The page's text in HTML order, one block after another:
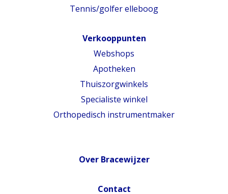
Tennis/golfer elleboog
Verkooppunten
Webshops
Apotheken
Thuiszorgwinkels
Specialiste winkel
Orthopedisch instrumentmaker
Over Bracewijzer
Contact